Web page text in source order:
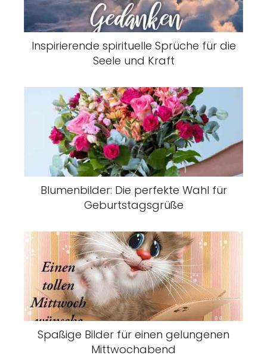
Inspirierende spirituelle Sprüche für die
Seele und Kraft
Blumenbilder: Die perfekte Wahl für
Geburtstagsgrüße
Spaßige Bilder für einen gelungenen
Mittwochabend